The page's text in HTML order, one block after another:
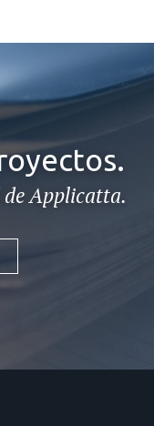
Applicatta.